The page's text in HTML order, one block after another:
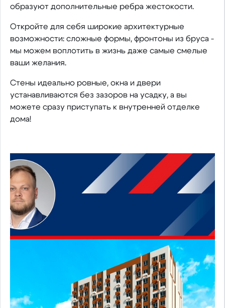
образуют дополнительные ребра жестокости.
Откройте для себя широкие архитектурные
возможности: сложные формы, фронтоны из бруса -
мы можем воплотить в жизнь даже самые смелые
ваши желания.
Стены идеально ровные, окна и двери
устанавливаются без зазоров на усадку, а вы
можете сразу приступать к внутренней отделке
дома!